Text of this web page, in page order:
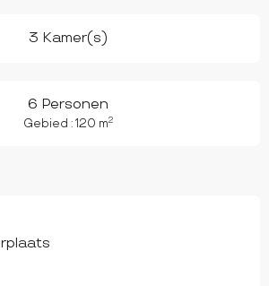
3 Kamer(s)
6 Personen
Gebied : 120 m2